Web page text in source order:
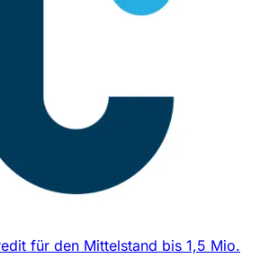
für den Mittelstand bis 1,5 Mio.